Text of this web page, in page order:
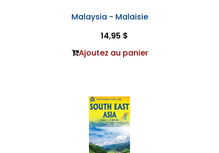
Malaysia - Malaisie
14,95 $
Ajoutez au panier